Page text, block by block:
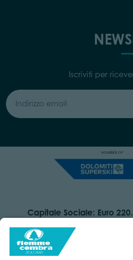
Iscriviti per
Capitale Sociale: Euro
COOKIES
DICHIARAZIONE DI